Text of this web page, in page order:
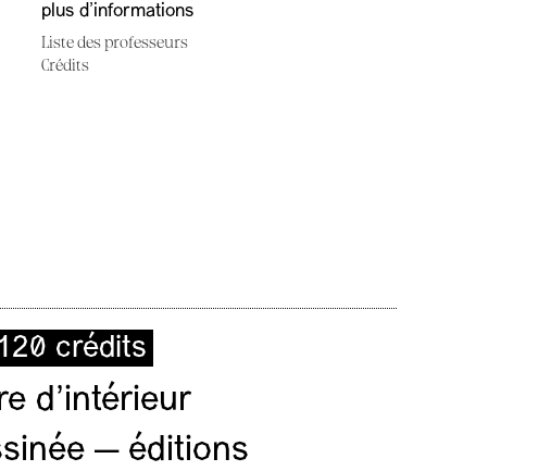
plus d'informations
Liste des professeurs
Crédits
crédits
d’intérieur
— éditions